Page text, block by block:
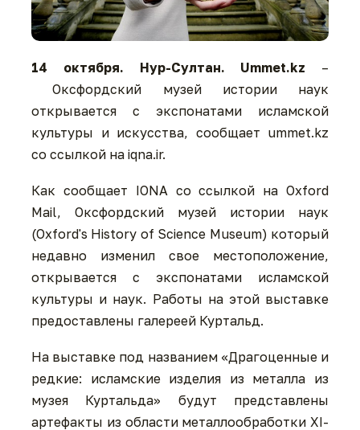
14 октября. Нур-Султан. Ummet.kz –
Оксфордский музей истории наук
открывается с экспонатами исламской
культуры и искусства, сообщает ummet.kz
со ссылкой на iqna.ir.
Как сообщает IONA со ссылкой на Oxford
Mail, Оксфордский музей истории наук
(Oxford's History of Science Museum) который
недавно изменил свое местоположение,
открывается с экспонатами исламской
культуры и наук. Работы на этой выставке
предоставлены галереей Куртальд.
На выставке под названием «Драгоценные и
редкие: исламские изделия из металла из
музея Куртальда» будут представлены
артефакты из области металлообработки XI-